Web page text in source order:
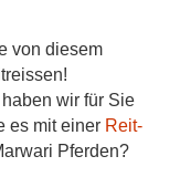
von diesem
haben wir für Sie
es mit einer Reit-
Pferden?